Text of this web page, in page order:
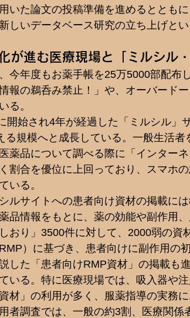
いた論文の投稿準備を進めるととも
しいデータベース研究の立ち上げと
が進む医療現場と「ミルシル
今年度もお薬手帳を25万5000部配布
報の鵜呑み禁止！」や、オーバード
る。
開始され4年が経過した「ミルシル」
る規模へと成長している。一般生活
薬品について調べる際に「インター
割合を優位に上回っており、スマホ
いる。
ルサイトへの患者向け資材の掲載に
品情報をもとに、薬の効能や副作用
しおり」3500件に対して、2000弱の
）に基づき、患者向けに副作用の
した「患者向けRMP資材」の掲載も
いる。特に医療現場では、吸入器や
材」の利用が多く、服薬指導の実務
者調査では、一般の約3割、医療関